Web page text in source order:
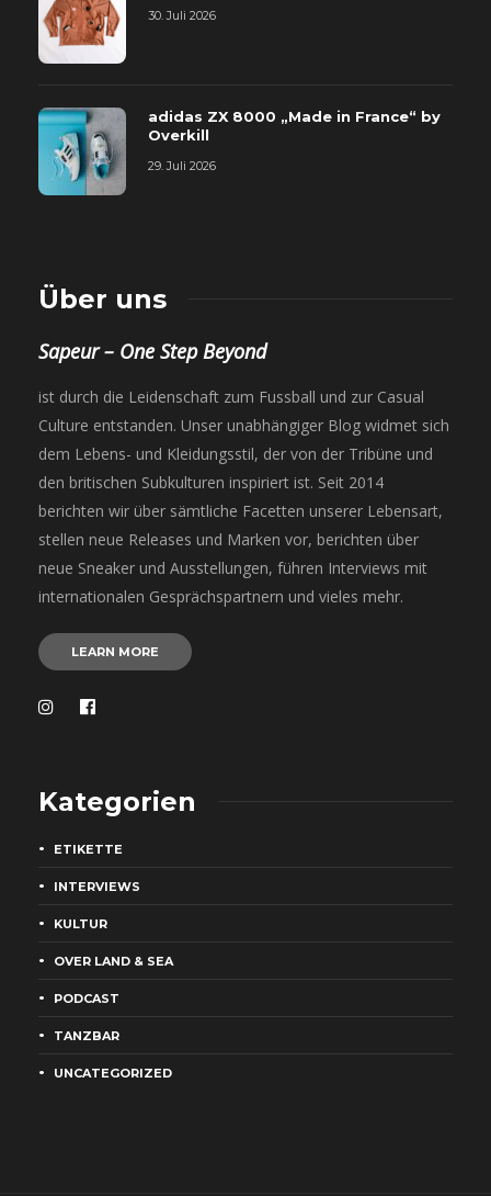
30. Juli 2026
adidas ZX 8000 „Made in France“ by
Overkill
29. Juli 2026
Über uns
Sapeur – One Step Beyond
ist durch die Leidenschaft zum Fussball und zur Casual
Culture entstanden. Unser unabhängiger Blog widmet sich
dem Lebens- und Kleidungsstil, der von der Tribüne und
den britischen Subkulturen inspiriert ist. Seit 2014
berichten wir über sämtliche Facetten unserer Lebensart,
stellen neue Releases und Marken vor, berichten über
neue Sneaker und Ausstellungen, führen Interviews mit
internationalen Gesprächspartnern und vieles mehr.
LEARN MORE
Kategorien
ETIKETTE
INTERVIEWS
KULTUR
OVER LAND & SEA
PODCAST
TANZBAR
UNCATEGORIZED